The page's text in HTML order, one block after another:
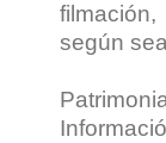
según